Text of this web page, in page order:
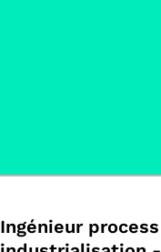
Ingénieur process